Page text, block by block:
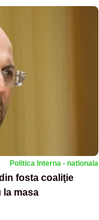
Politica Interna - nationala
fosta coaliţie
la masa